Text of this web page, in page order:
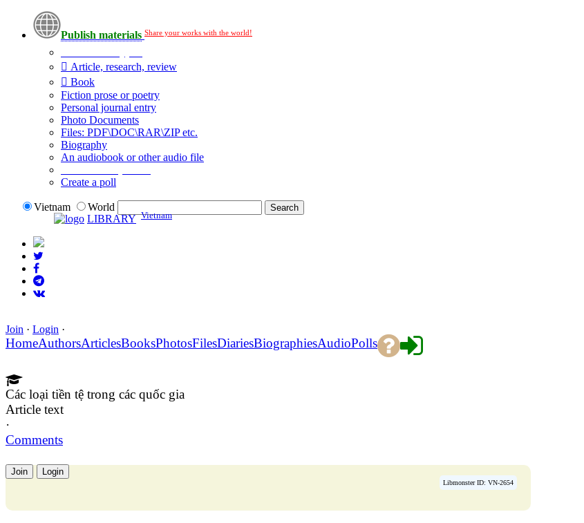
Publish materials Share your works with the world!
Article, research, review
Book
Fiction prose or poetry
Personal journal entry
Photo Documents
Files: PDF\DOC\RAR\ZIP etc.
Biography
An audiobook or other audio file
Create a poll
Vietnam
World
LIBRARY Vietnam
Join · Login ·
HomeAuthorsArticlesBooksPhotosFilesDiariesBiographiesAudioPolls
Các loại tiền tệ trong các quốc gia
Article text
·
Comments
Join Login
Libmonster ID: VN-2654